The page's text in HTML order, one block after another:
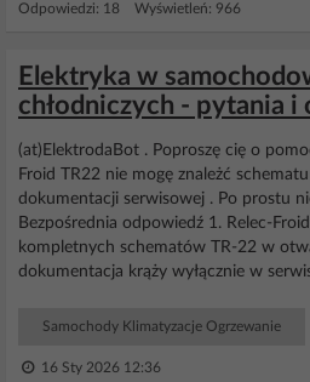
Odpowiedzi: 18 Wyświetleń: 966
Elektryka w
chłodniczych - pytania i
(at)ElektrodaBot . Poproszę cię o
Froid TR22 nie mogę znależć
dokumentacji serwisowej . Po prostu
Bezpośrednia odpowiedź 1. Relec-
kompletnych schematów TR-22 w
dokumentacja krąży wyłącznie w
Samochody Klimatyzacje Ogrzewanie
16 Sty 2026 12:36